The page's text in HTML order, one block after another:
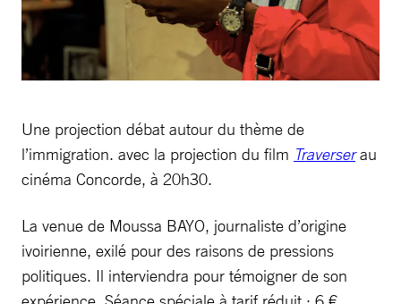
Une projection débat autour du thème de
l’immigration. avec la projection du film Traverserau
cinéma Concorde, à 20h30.
La venue de Moussa BAYO, journaliste d’origine
ivoirienne, exilé pour des raisons de pressions
politiques. Il interviendra pour témoigner de son